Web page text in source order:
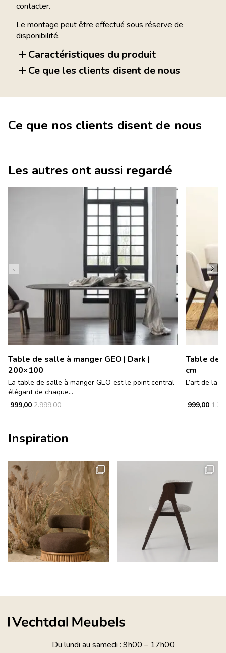
contacter.
Le montage peut être effectué sous réserve de
disponibilité.
Caractéristiques du produit
Ce que les clients disent de nous
Ce que nos clients disent de nous
Les autres ont aussi regardé
Table de salle à manger GEO | Dark |
200×100
La table de salle à manger GEO est le point central
élégant de chaque...
2.999,00
999,00
Table de
cm
L’art de la
999,00
Inspiration
Du lundi au samedi : 9h00 – 17h00